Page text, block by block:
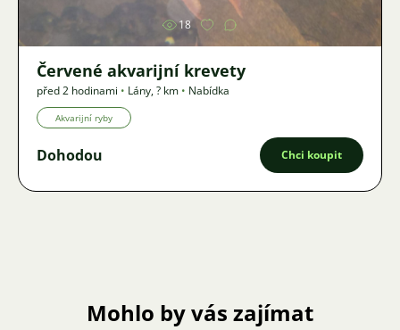
18
Červené akvarijní krevety
před 2 hodinami • Lány,? km • Nabídka
Akvarijní ryby
Dohodou Chci koupit
Mohlo by vás zajímat